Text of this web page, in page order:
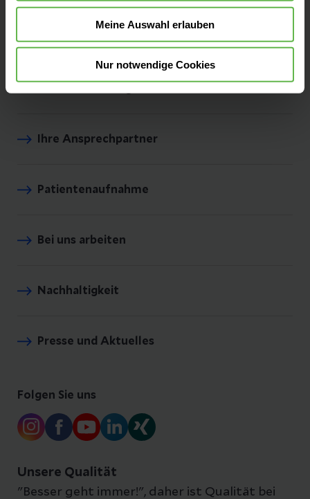
Meine Auswahl erlauben
Nur notwendige Cookies
Leistungen finden
Ihre Ansprechpartner
Patientenaufnahme
Bei uns arbeiten
Nachhaltigkeit
Presse und Aktuelles
Folgen Sie uns
Unsere Qualität
"Besser geht immer!", daher ist Qualität bei